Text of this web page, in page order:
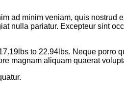
ad minim veniam, quis nostrud
nulla pariatur. Excepteur sint
to 22.94lbs. Neque porro
magnam aliquam quaerat